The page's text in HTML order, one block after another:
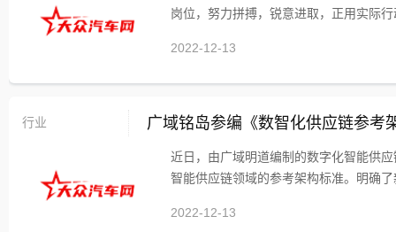
岗位，努力拼搏，锐意进取，正用实际
2022-12-13
行业 广域铭岛参编《数智化供应链参考
近日，由广域明道编制的数字化智能供
智能供应链领域的参考架构标准。明确
2022-12-13